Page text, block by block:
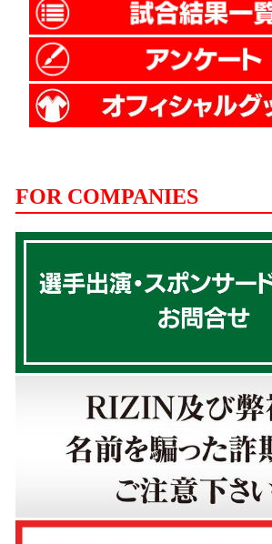
FOR COMPANIES